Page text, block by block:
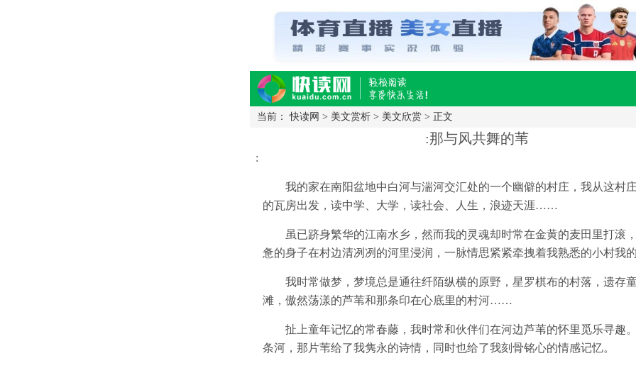
读网-轻松阅读,快乐生活移动版
当前：快读网 > 美文赏析 > 美文欣赏 > 正文
:那与风共舞的苇
:
我的家在南阳盆地中白河与湍河交汇处的一个幽僻的村庄，我从这村
的瓦房出发，读中学、大学，读社会、人生，浪迹天涯……
虽已跻身繁华的江南水乡，然而我的灵魂却时常在金黄的麦田里打滚
惫的身子在村边清冽冽的河里浸润，一脉情思紧紧牵拽着我熟悉的小村我
我时常做梦，梦境总是通往纤陌纵横的原野，星罗棋布的村落，遗存
滩，傲然荡漾的芦苇和那条印在心底里的村河……
扯上童年记忆的常春藤，我时常和伙伴们在河边芦苇的怀里觅乐寻趣
条河，那片苇给了我隽永的诗情，同时也给了我刻骨铭心的情感记忆。